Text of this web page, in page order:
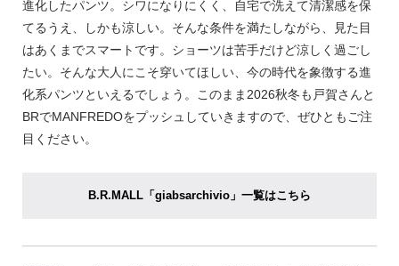
進化したパンツ。シワになりにくく、自宅で洗えて清潔感を保
てるうえ、しかも涼しい。そんな条件を満たしながら、見た目
はあくまでスマートです。ショーツは苦手だけど涼しく過ごし
たい。そんな大人にこそ穿いてほしい、今の時代を象徴する進
化系パンツといえるでしょう。このまま2026秋冬も戸賀さんと
BRでMANFREDOをプッシュしていきますので、ぜひともご注
目ください。
B.R.MALL「giabsarchivio」一覧はこちら